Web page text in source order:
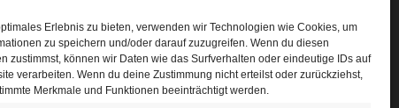
Erlebnis zu bieten, verwenden wir Technologien wie Cookies, um
zu speichern und/oder darauf zuzugreifen. Wenn du diesen
zustimmst, können wir Daten wie das Surfverhalten oder eindeutige IDs auf
verarbeiten. Wenn du deine Zustimmung nicht erteilst oder zurückziehst,
Merkmale und Funktionen beeinträchtigt werden.
Run